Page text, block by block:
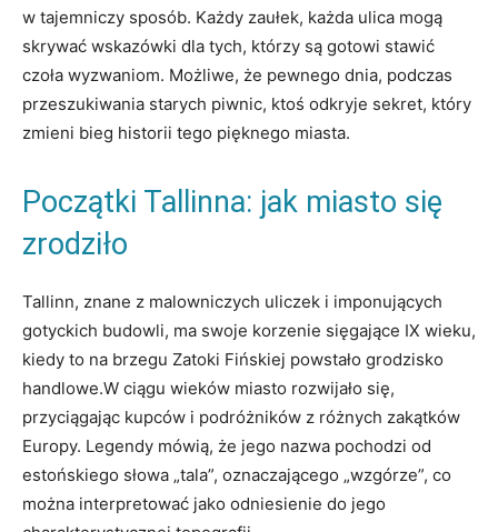
w tajemniczy‍ sposób. Każdy zaułek, ‍każda⁢ ulica ‍mogą‍
skrywać ‍wskazówki⁢ dla tych, którzy są gotowi stawić
czoła wyzwaniom. Możliwe, że pewnego dnia, podczas
przeszukiwania‍ starych piwnic,⁤ ktoś ⁢odkryje sekret, ‌który
zmieni bieg historii tego pięknego miasta.
Początki Tallinna: ‌jak miasto‌ się
zrodziło
Tallinn,⁢ znane⁤ z ⁣malowniczych uliczek i imponujących
gotyckich budowli, ma swoje korzenie sięgające IX wieku,
kiedy to na brzegu Zatoki ‌Fińskiej powstało grodzisko
handlowe.W ‍ciągu ⁤wieków miasto rozwijało się,
przyciągając kupców i podróżników⁢ z różnych zakątków
⁤Europy. Legendy mówią, że jego nazwa pochodzi od
estońskiego⁢ słowa „tala”,​ oznaczającego „wzgórze”, co
można interpretować jako odniesienie do jego